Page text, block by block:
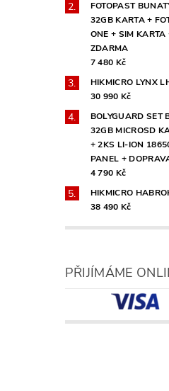
FOTOPAST
32GB KARTA +
ONE + SIM KARTA
ZDARMA
7 480 Kč
HIKMICRO LYNX
30 990 Kč
BOLYGUARD SET
32GB MICROSD
+ 2KS LI-ION
PANEL +
4 790 Kč
HIKMICRO
38 490 Kč
PŘIJÍMÁME